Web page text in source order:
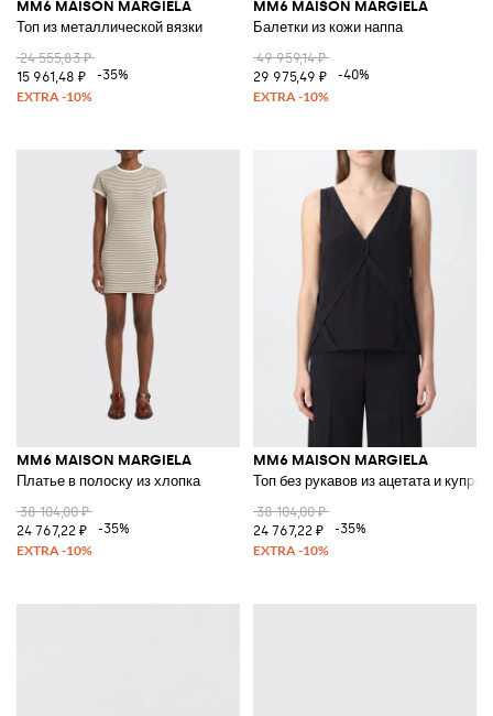
MM6 MAISON MARGIELA
Топ из металлической вязки
24 555,83 ₽
15 961,48 ₽
-35%
MM6 MAISON MARGIELA
Балетки из кожи наппа
49 959,14 ₽
29 975,49 ₽
-40%
MM6 MAISON MARGIELA
Платье в полоску из хлопка
38 104,00 ₽
24 767,22 ₽
-35%
MM6 MAISON MARGIELA
Топ без рукавов из ацетата и
38 104,00 ₽
24 767,22 ₽
-35%